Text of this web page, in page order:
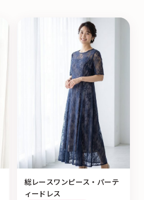
総レースワンピース・パーテ
ィードレス